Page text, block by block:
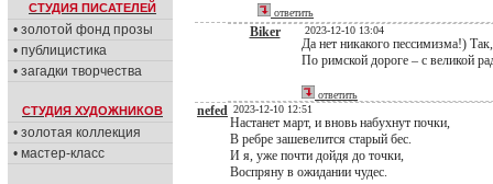
СТУДИЯ ПИСАТЕЛЕЙ
• золотой фонд прозы
• публицистика
• загадки творчества
СТУДИЯ ХУДОЖНИКОВ
• золотая коллекция
• мастер-класс
ответить
Biker 2023-12-10 13:04
Да нет никакого пессимизма!)
По римской дороге – с великой
ответить
nefed 2023-12-10 12:51
Настанет март, и вновь набухнут почки,
В ребре зашевелится старый бес.
И я, уже почти дойдя до точки,
Воспряну в ожидании чудес.